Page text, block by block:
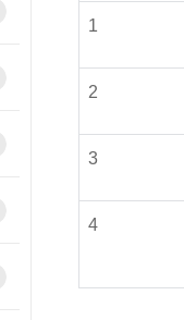
1
2
3
4